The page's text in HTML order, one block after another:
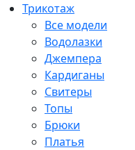
Трикотаж
Все модели
Водолазки
Джемпера
Кардиганы
Свитеры
Топы
Брюки
Платья